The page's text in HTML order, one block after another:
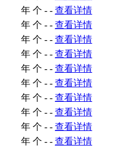
年 个 - - 查看详情
年 个 - - 查看详情
年 个 - - 查看详情
年 个 - - 查看详情
年 个 - - 查看详情
年 个 - - 查看详情
年 个 - - 查看详情
年 个 - - 查看详情
年 个 - - 查看详情
年 个 - - 查看详情